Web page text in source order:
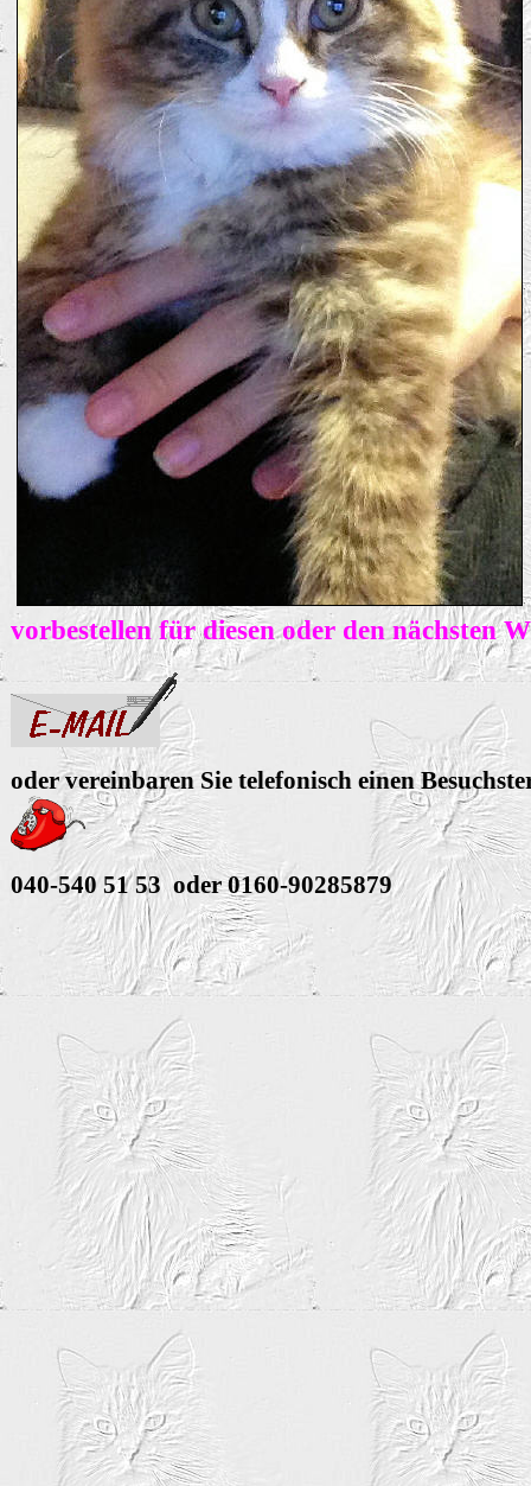
vorbestellen für diesen oder den nächsten
oder vereinbaren Sie telefonisch einen
040-540 51 53 oder 0160-90285879